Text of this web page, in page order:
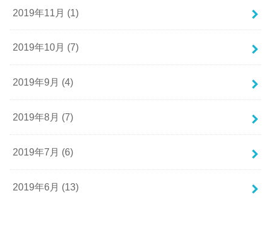
2019年11月 (1)
2019年10月 (7)
2019年9月 (4)
2019年8月 (7)
2019年7月 (6)
2019年6月 (13)